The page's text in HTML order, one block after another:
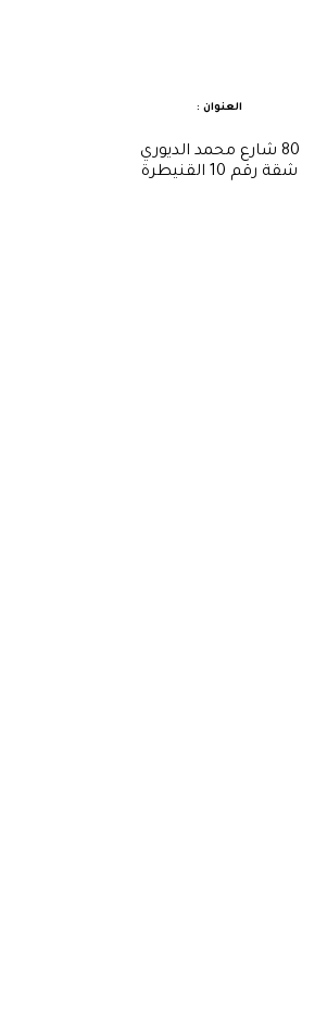
العنوان :
80 شارع محمد الديوري
شقة رقم 10 القنيطرة